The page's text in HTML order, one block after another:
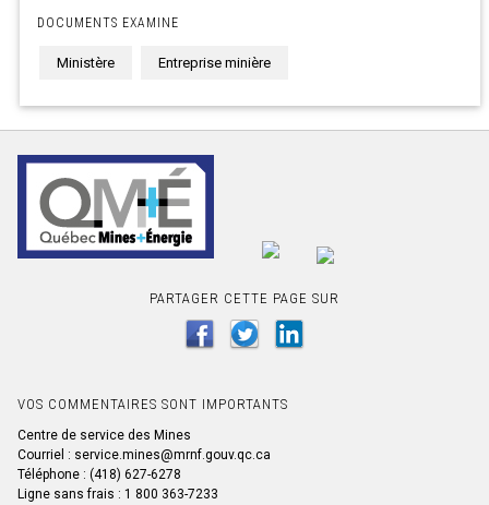
DOCUMENTS EXAMINE
Ministère Entreprise minière
PARTAGER CETTE PAGE SUR
VOS COMMENTAIRES SONT IMPORTANTS
Centre de service des Mines
Courriel : service.mines@mrnf.gouv.qc.ca
Téléphone : (418) 627-6278
Ligne sans frais : 1 800 363-7233